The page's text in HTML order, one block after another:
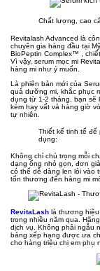
Chất lượng, cao
Revitalash Advanced là
chuyên gia hàng đầu tại
BioPeptin Complex™ ,
Vì vậy, serum mọc mi
hàng mi như ý muốn.
Là phiên bản mới của
quả dưỡng mi, khắc phục
dụng từ 1-2 tháng, bạn sẽ
kém hay vất vả hàng giờ
tự nhiên.
Thiết kế tinh tế
dụng:
Không chỉ chú trọng mỗi
dạng ống nhỏ gọn, đơn
có thể dễ dàng len lỏi vào
tổn thương đến hàng mi
RevitaLash là thương
trong nhiều năm qua.
dịch vụ. Không phải ngẫu
bảng xếp hạng được ưa
cho hàng triệu chị em phụ